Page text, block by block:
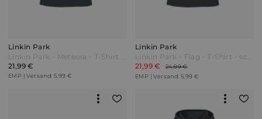
Linkin Park
Linkin Park - Meteora - T-Shirt - schwarz - EMP Exklusiv!
21,99 €
EMP | Versand: 5,99 €
Linkin Park
Linkin Park - Flag - T-Shirt - schwarz - EMP Exklusiv!
21,99 €
24,99 €
EMP | Versand: 5,99 €